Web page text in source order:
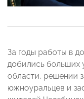
За годы работы в
добились больших
области, решении
южноуральцев и